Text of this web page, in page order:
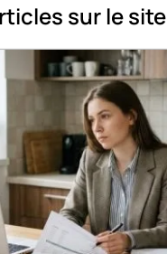
sur le site